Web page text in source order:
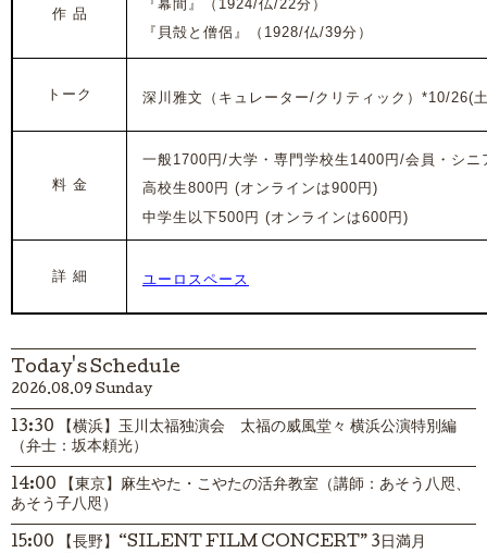
作 品
『幕間』
（1924/仏/22分）
『貝殻と僧侶』（1928/仏/39分）
トーク 深川雅文（キュレーター/クリティック） *10/26(
料 金
一般1700円/大学・専門学校生1400円/会員・シニ
高校生800円 (オンラインは900円)
中学生以下500円 (オンラインは600円)
詳 細 ユーロスペース
Today's Schedule
2026.08.09 Sunday
13:30 【横浜】玉川太福独演会 太福の威風堂々 横浜公演特別編
（弁士：坂本頼光）
14:00 【東京】麻生やた・こやたの活弁教室（講師：あそう八咫、
あそう子八咫）
15:00 【長野】“SILENT FILM CONCERT” 3日満月